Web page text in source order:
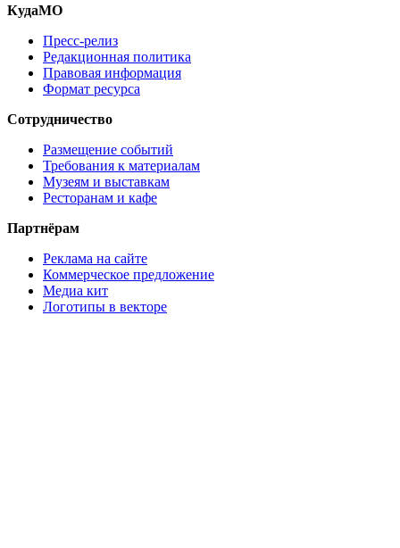
КудаМО
Пресс-релиз
Редакционная политика
Правовая информация
Формат ресурса
Сотрудничество
Размещение событий
Требования к материалам
Музеям и выставкам
Ресторанам и кафе
Партнёрам
Реклама на сайте
Коммерческое предложение
Медиа кит
Логотипы в векторе